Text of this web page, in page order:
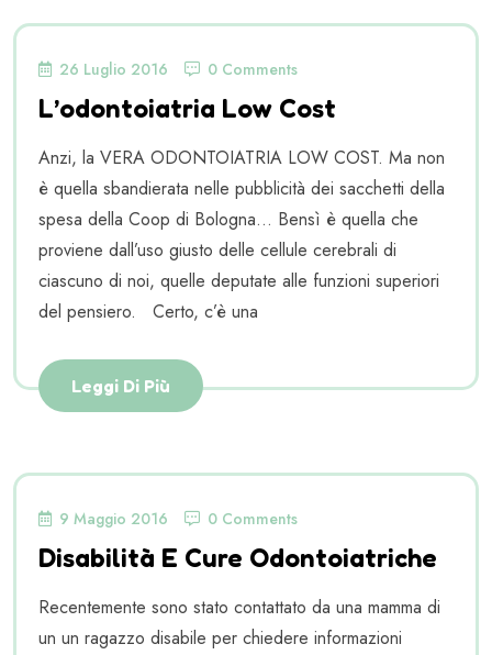
26 Luglio 2016 0 Comments
L’odontoiatria Low Cost
Anzi, la VERA ODONTOIATRIA LOW COST. Ma non
è quella sbandierata nelle pubblicità dei sacchetti della
spesa della Coop di Bologna… Bensì è quella che
proviene dall’uso giusto delle cellule cerebrali di
ciascuno di noi, quelle deputate alle funzioni superiori
del pensiero. Certo, c’è una
Leggi Di Più
9 Maggio 2016 0 Comments
Disabilità E Cure Odontoiatriche
Recentemente sono stato contattato da una mamma di
un un ragazzo disabile per chiedere informazioni